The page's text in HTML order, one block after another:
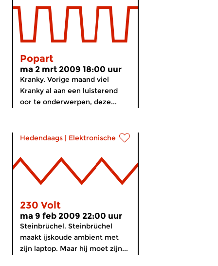
Popart
ma 2 mrt 2009 18:00 uur
Kranky. Vorige maand viel
Kranky al aan een luisterend
oor te onderwerpen, deze...
Hedendaags | Elektronische muziek
230 Volt
ma 9 feb 2009 22:00 uur
Steinbrüchel. Steinbrüchel
maakt ijskoude ambient met
zijn laptop. Maar hij moet zijn...